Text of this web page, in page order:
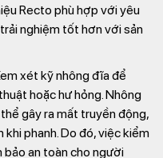
Recto phù hợp với yêu
nghiệm tốt hơn với sản
xét kỹ nhông đĩa để
hoặc hư hỏng. Nhông
gây ra mất truyền động,
phanh. Do đó, việc kiểm
bảo an toàn cho người